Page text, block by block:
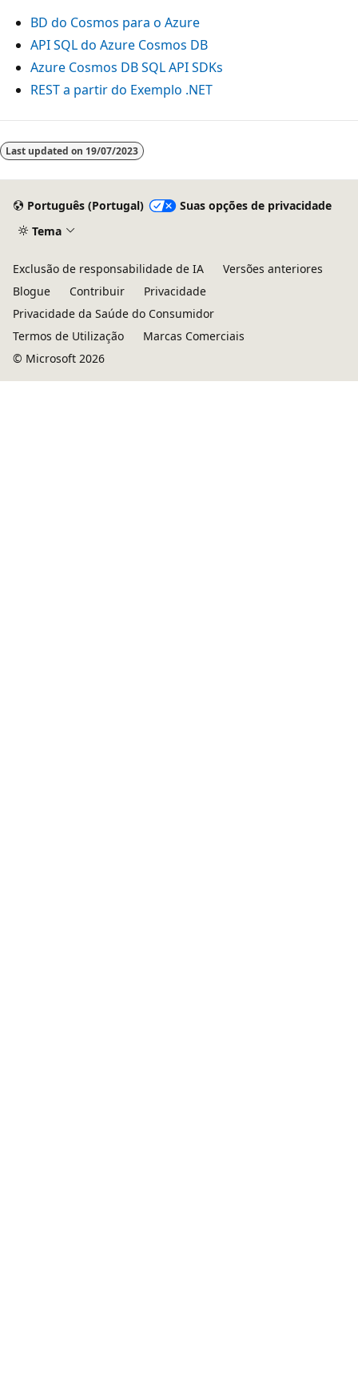
BD do Cosmos para o Azure
API SQL do Azure Cosmos DB
Azure Cosmos DB SQL API SDKs
REST a partir do Exemplo .NET
Last updated on 19/07/2023
Português (Portugal)
Suas opções de privacidade
Tema
Exclusão de responsabilidade de IA
Versões anteriores
Blogue
Contribuir
Privacidade
Privacidade da Saúde do Consumidor
Termos de Utilização
Marcas Comerciais
© Microsoft 2026